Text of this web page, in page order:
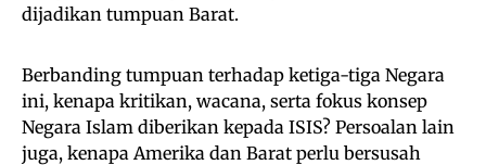
dijadikan tumpuan Barat.
Berbanding tumpuan terhadap ketiga-tiga Negara
ini, kenapa kritikan, wacana, serta fokus konsep
Negara Islam diberikan kepada ISIS? Persoalan lain
juga, kenapa Amerika dan Barat perlu bersusah